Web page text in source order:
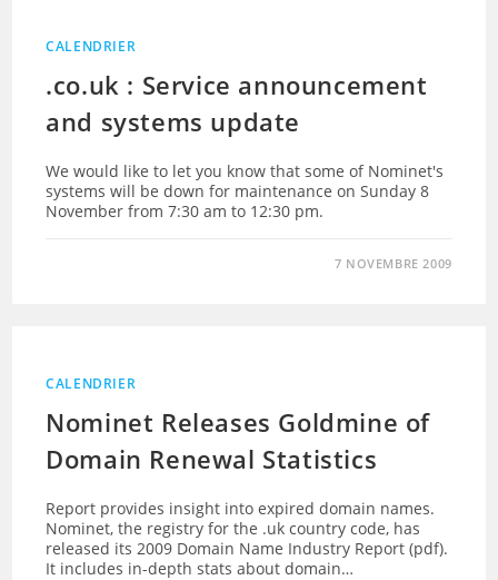
CALENDRIER
.co.uk : Service announcement
and systems update
We would like to let you know that some of Nominet's
systems will be down for maintenance on Sunday 8
November from 7:30 am to 12:30 pm.
7 NOVEMBRE 2009
CALENDRIER
Nominet Releases Goldmine of
Domain Renewal Statistics
Report provides insight into expired domain names.
Nominet, the registry for the .uk country code, has
released its 2009 Domain Name Industry Report (pdf).
It includes in-depth stats about domain…